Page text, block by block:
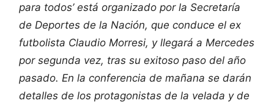
para todos’ está organizado por la Secretaría
de Deportes de la Nación, que conduce el ex
futbolista Claudio Morresi, y llegará a Mercedes
por segunda vez, tras su exitoso paso del año
pasado. En la conferencia de mañana se darán
detalles de los protagonistas de la velada y de